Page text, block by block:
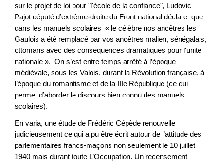
sur le projet de loi pour "l'école de la confiance", Ludovic
Pajot député d’extrême-droite du Front national déclare que
dans les manuels scolaires « le célèbre nos ancêtres les
Gaulois a été remplacé par vos ancêtres malien, sénégalais,
ottomans avec des conséquences dramatiques pour l'unité
nationale ». On s’est entre temps arrêté à l’époque
médiévale, sous les Valois, durant la Révolution française, à
l’époque du romantisme et de la IIIe République (ce qui
permet d’aborder le discours bien connu des manuels
scolaires).
En varia, une étude de Frédéric Cépède renouvelle
judicieusement ce qui a pu être écrit autour de l’attitude des
parlementaires francs-maçons non seulement le 10 juillet
1940 mais durant toute L’Occupation. Un recensement